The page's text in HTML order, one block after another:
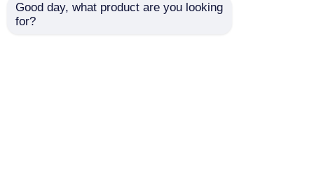
Good day, what product are you looking
for?